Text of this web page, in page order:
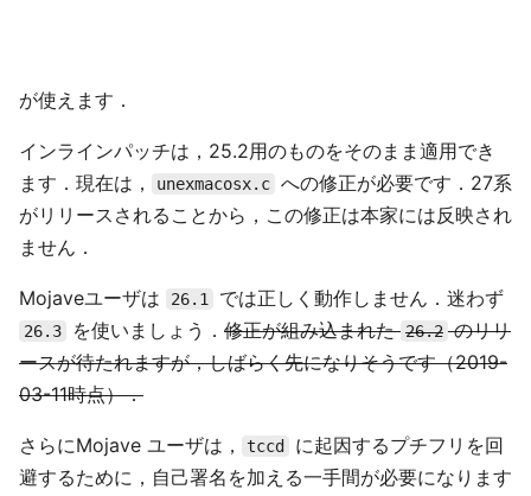
が使えます．
インラインパッチは，25.2用のものをそのまま適用でき
ます．現在は，
unexmacosx.c への修正が必要です．27系
がリリースされることから，この修正は本家には反映され
ません．
Mojaveユーザは 26.1 では正しく動作しません．迷わず
26.3 を使いましょう． 修正が組み込まれた 26.2 のリリ
ースが待たれますが，しばらく先になりそうです（2019-
03-11時点）．
さらにMojave ユーザは， tccd
に起因するプチフリを回
避するために，自己署名を加える一手間が必要になります